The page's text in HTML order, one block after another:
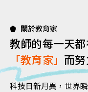
關於教育家
教師的每一天
「教育家」 而努
科技日新月異，世界